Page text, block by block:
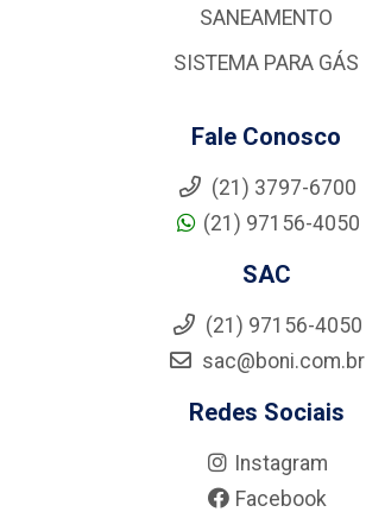
SANEAMENTO
SISTEMA PARA GÁS
Fale Conosco
(21) 3797-6700
(21) 97156-4050
SAC
(21) 97156-4050
sac@boni.com.br
Redes Sociais
Instagram
Facebook